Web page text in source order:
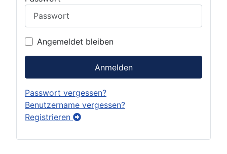
Angemeldet bleiben
Anmelden
Passwort vergessen?
Benutzername vergessen?
Registrieren